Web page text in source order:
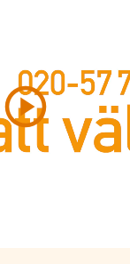
play_circle